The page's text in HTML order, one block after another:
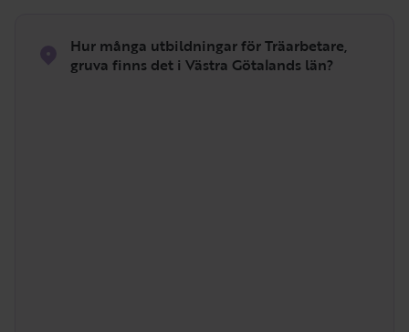
Hur många utbildningar för Träarbetare,
gruva finns det i Västra Götalands län?